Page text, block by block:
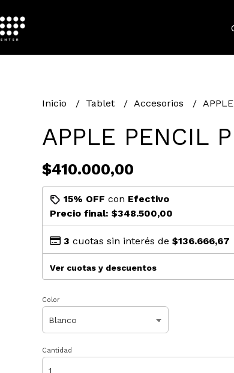
Inicio Tablet Accesorios
APPLE PENCIL
$410.000,00
15% OFF con Efectivo
Precio final: $348.500,00
3 cuotas sin interés de $136.666,67
Ver cuotas y descuentos
Color
Cantidad